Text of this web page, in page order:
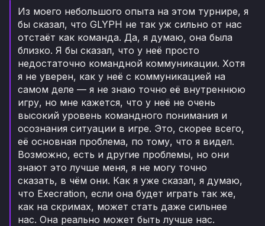
Из моего небольшого опыта на этом турнире, я
бы сказал, что GLYPH не так уж сильно от нас
отстаёт как команда. Да, я думаю, она была
близко. Я бы сказал, что у неё просто
недостаточно командной коммуникации. Хотя
я не уверен, как у неё с коммуникацией на
самом деле — я не знаю точно её внутреннюю
игру, но мне кажется, что у неё не очень
высокий уровень командного понимания и
осознания ситуации в игре. Это, скорее всего,
её основная проблема, по тому, что я видел.
Возможно, есть и другие проблемы, но они
знают это лучше меня, я не могу точно
сказать, в чём они. Как я уже сказал, я думаю,
что Execration, если она будет играть так же,
как на скримах, может стать даже сильнее
нас. Она реально может быть лучше нас.